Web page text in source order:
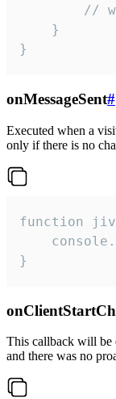
//
    }
}
onMessageSent#
Executed when a
only if there is no
function
}
This callback will be
and there was no